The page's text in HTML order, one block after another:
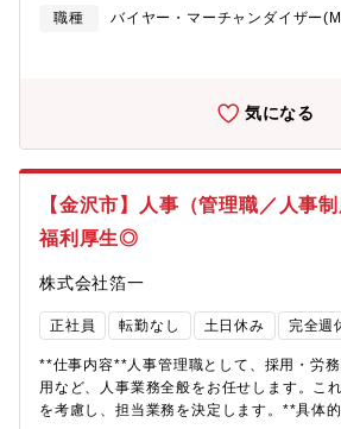
アなど海外展開を拡大し、グローバルブラ
を進めています。■EC・OMO戦略の推進
イチェーン強化による競争力向上店舗・物
客ニーズの収集を基に、機能性（快適性・
ザイン性を両立した商品開発を推進。“靴下
ップクラスの技術力を活かした独自価値を創
業務フローの標準化・市場、競合、潜在ニ
更の範囲：弊社業務全般【PRポイント】事
躍できます。入社後は対面でのレクチャー
全。業務に慣れた後は週3日のテレワークも
バランスを保ちながらキャリアアップを目
志を持ち、自ら最適な手法を模索できる方
「資産価値」を高める、やりがいの大きな
方】・在宅勤務：可(上限週3回)・副業・
用されないことを条件に 一部副業・兼業を
に、国内外でのブランド強化・EC拡大・サ
化とプレミアム戦略国内生産による高品質
く、“価値あるファッションアイテム”とし
指します。■国内外での店舗・販路拡大国内
略を強化するとともに、ロンドン・パリを
職種
バイヤー・マーチャンダイザー
気になる
【金沢市】人事（管理職／人事
福利厚生◎
株式会社箔一
正社員 転勤なし 土日休み 完全週
**仕事内容**人事管理職として、採用・労
用など、人事業務全般をお任せします。こ
を考慮し、担当業務を決定します。**具体